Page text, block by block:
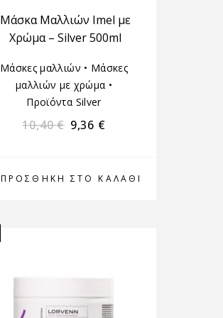
ΠΡΟΣΘΉΚΗ ΣΤΟ ΚΑΛΆΘΙ
Μάσκα Μαλλιών Imel με
Χρώμα – Silver 500ml
Μάσκες μαλλιών • Μάσκες
μαλλιών με χρώμα •
Προϊόντα Silver
10,40€ 9,36 €